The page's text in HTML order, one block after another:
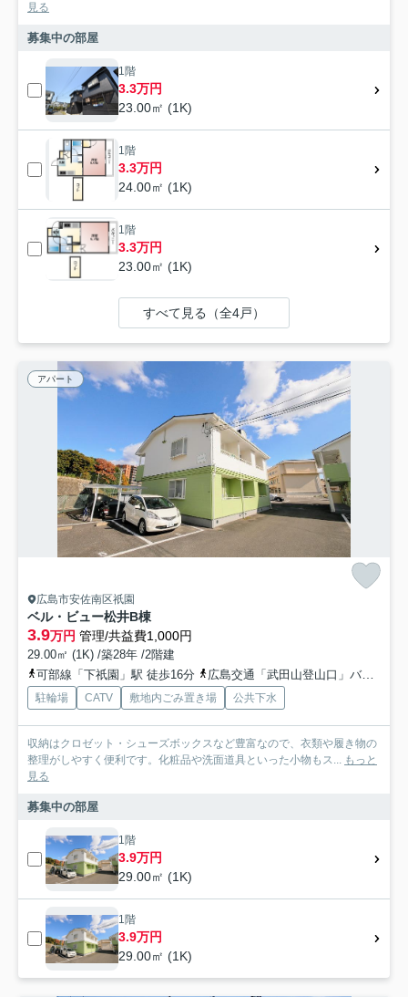
見る
募集中の部屋
1階
3.3万円
23.00㎡ (1K)
1階
3.3万円
24.00㎡ (1K)
1階
3.3万円
23.00㎡ (1K)
すべて見る（全4戸）
アパート
広島市安佐南区祇園
ベル・ビュー松井B棟
3.9万円 管理/共益費1,000円
29.00㎡ (1K) /築28年 /2階建
可部線「下祇園」駅 徒歩16分
広島交通「武田山登山口」バス停下車 徒歩4分
駐輪場 CATV 敷地内ごみ置き場 公共下水
収納はクロゼット・シューズボックスなど豊富なので、衣類や履き物の
整理がしやすく便利です。化粧品や洗面道具といった小物もス... もっと
見る
募集中の部屋
1階
3.9万円
29.00㎡ (1K)
1階
3.9万円
29.00㎡ (1K)